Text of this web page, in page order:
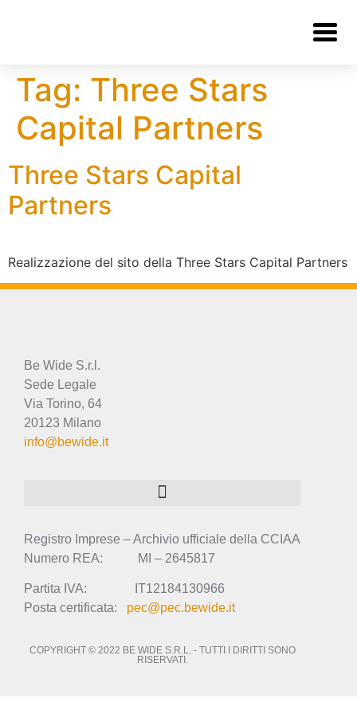
Tag: Three Stars
Capital Partners
Three Stars Capital
Partners
Realizzazione del sito della Three Stars Capital Partners
Be Wide S.r.l.
Sede Legale
Via Torino, 64
20123 Milano
info@bewide.it
Registro Imprese – Archivio ufficiale della CCIAA
Numero REA: MI – 2645817
Partita IVA: IT12184130966
Posta certificata: pec@pec.bewide.it
COPYRIGHT © 2022 BE WIDE S.R.L. - TUTTI I DIRITTI SONO
RISERVATI.